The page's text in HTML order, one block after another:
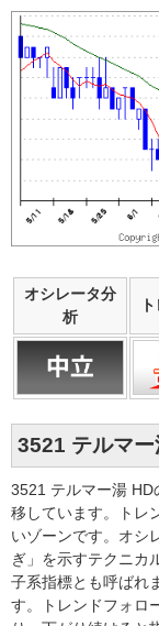
オシレータ分
析
3521 テルマ
3521 テルマー湯 HD
移しています。トレ
いゾーンです。オシ
ぎ」を示すテクニカ
子系指標とも呼ばれ
す。トレンドフォロ